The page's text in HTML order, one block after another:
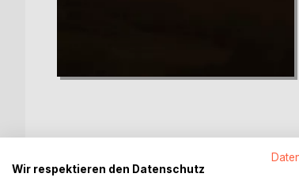
Wir respektieren den Datenschutz